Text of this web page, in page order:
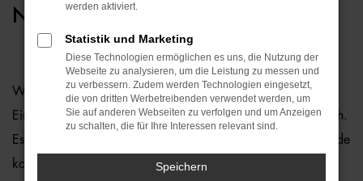
Nur noch bis 21.08.2026 bestellbar!
Wichtige Fristen:
Eine Bestellannahme ist bis spätestens 21.08.2026 möglich.
Es kann je nach Bestelleingang zu einem früheren Bestellende
kommen. Außerdem kann es zu einer eingeschränkten
werden aktiviert.
Statistik und Marketing
Diese Technologien ermöglichen es uns, die Nutzung der
Webseite zu analysieren, um die Leistung zu messen und
zu verbessern. Zudem werden Technologien eingesetzt,
die von dritten Werbetreibenden verwendet werden, um
Sie auf anderen Webseiten zu verfolgen und um Anzeigen
zu schalten, die für Ihre Interessen relevant sind.
Speichern